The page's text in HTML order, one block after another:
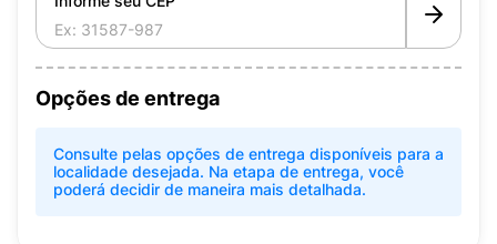
Opções de entrega
Consulte pelas opções de entrega disponíveis para a
localidade desejada. Na etapa de entrega, você
poderá decidir de maneira mais detalhada.